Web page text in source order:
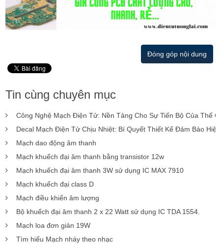
Đóng góp nội dung
Tin cùng chuyên mục
Công Nghệ Mạch Điện Tử: Nền Tảng Cho Sự Tiến Bộ Của Thế
Decal Mạch Điện Tử Chịu Nhiệt: Bí Quyết Thiết Kế Đảm Bảo
Mạch dao động âm thanh
Mạch khuếch đại âm thanh bằng transistor 12w
Mạch khuếch đại âm thanh 3W sử dụng IC MAX 7910
Mạch khuếch đại class D
Mạch điều khiển âm lượng
Bộ khuếch đại âm thanh 2 x 22 Watt sử dụng IC TDA 1554.
Mạch loa đơn giản 19W
Tìm hiểu Mạch nháy theo nhạc